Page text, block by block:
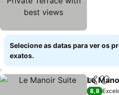
Selecione as datas para ver os
exatos.
Partilhar
Le
8,8